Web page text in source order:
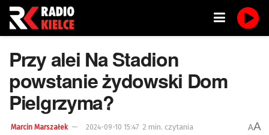
Przy alei Na Stadion
powstanie żydowski Dom
Pielgrzyma?
Marcin Marszałek 2024-09-10 15:47 2 min. czytania AA